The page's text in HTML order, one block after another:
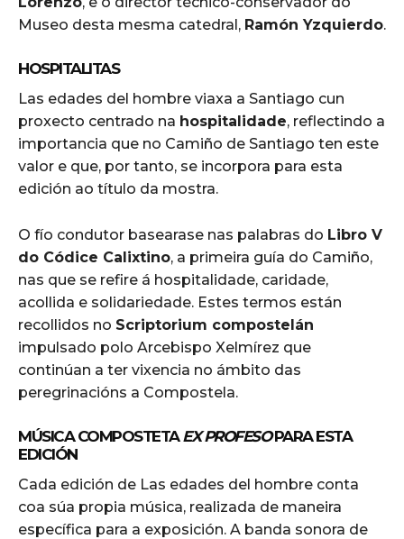
Museo desta mesma catedral, Ramón Yzquierdo.
HOSPITALITAS
Las edades del hombre viaxa a Santiago cun
proxecto centrado na hospitalidade, reflectindo a
importancia que no Camiño de Santiago ten este
valor e que, por tanto, se incorpora para esta
edición ao título da mostra.
O fío condutor basearase nas palabras do Libro V
do Códice Calixtino, a primeira guía do Camiño,
nas que se refire á hospitalidade, caridade,
acollida e solidariedade. Estes termos están
recollidos no Scriptorium compostelán
impulsado polo Arcebispo Xelmírez que
continúan a ter vixencia no ámbito das
peregrinacións a Compostela.
MÚSICA COMPOSTETAEX PROFESOPARA ESTA
EDICIÓN
Cada edición de Las edades del hombre conta
coa súa propia música, realizada de maneira
específica para a exposición. A banda sonora de